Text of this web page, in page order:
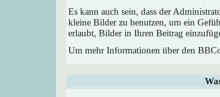
Es kann auch sein, dass der
kleine Bilder zu benutzen, um ein
erlaubt, Bilder in Ihren Beitrag
Um mehr Informationen über den